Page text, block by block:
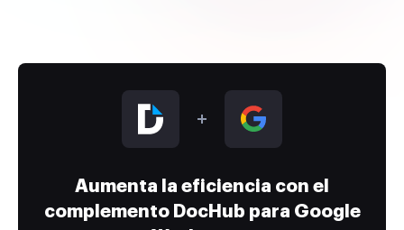
Aumenta la eficiencia con el
complemento DocHub para Google